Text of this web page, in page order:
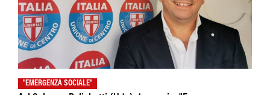
"EMERGENZA SOCIALE"